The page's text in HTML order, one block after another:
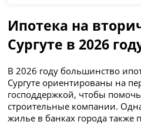
Ипотека на
Сургуте в 2026
В 2026 году большинство
Сургуте ориентированы на
господдержкой, чтобы
строительные компании.
жилье в банках города также